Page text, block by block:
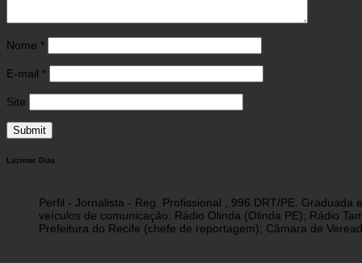
Nome *
E-mail *
Site
Luzimar Dias
Perfil - Jornalista - Reg. Profissional , 996 DRT/PE.
veículos de comunicação: Rádio Olinda (Olinda PE); Rádio
Prefeitura do Recife (chefe de reportagem); Câmara de